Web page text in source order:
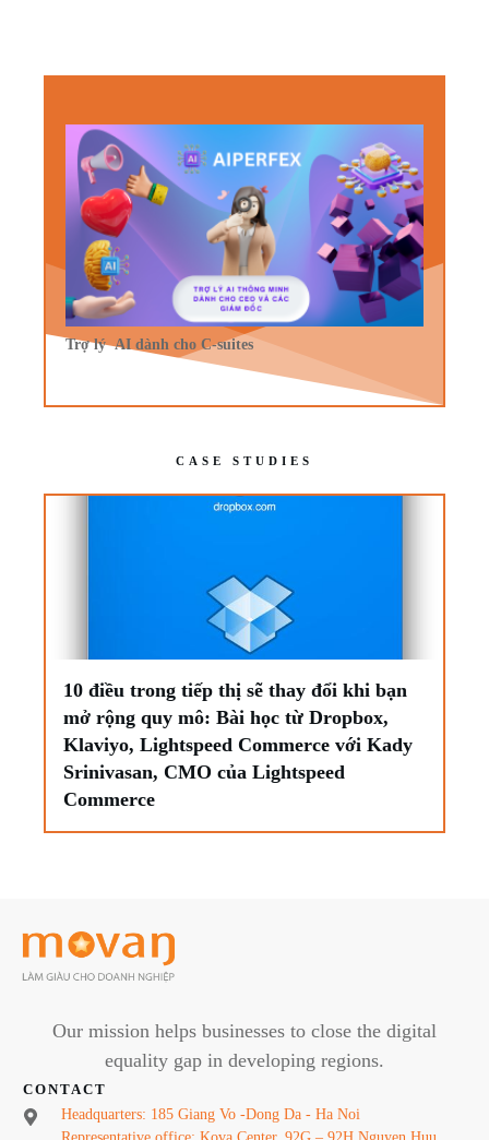
Trợ lý AI dành cho C-suites
CASE STUDIES
10 điều trong tiếp thị sẽ thay đổi khi bạn
mở rộng quy mô: Bài học từ Dropbox,
Klaviyo, Lightspeed Commerce với Kady
Srinivasan, CMO của Lightspeed
Commerce
Our mission helps businesses to close the digital
equality gap in developing regions.
CONTACT
Headquarters: 185 Giang Vo -Dong Da - Ha Noi